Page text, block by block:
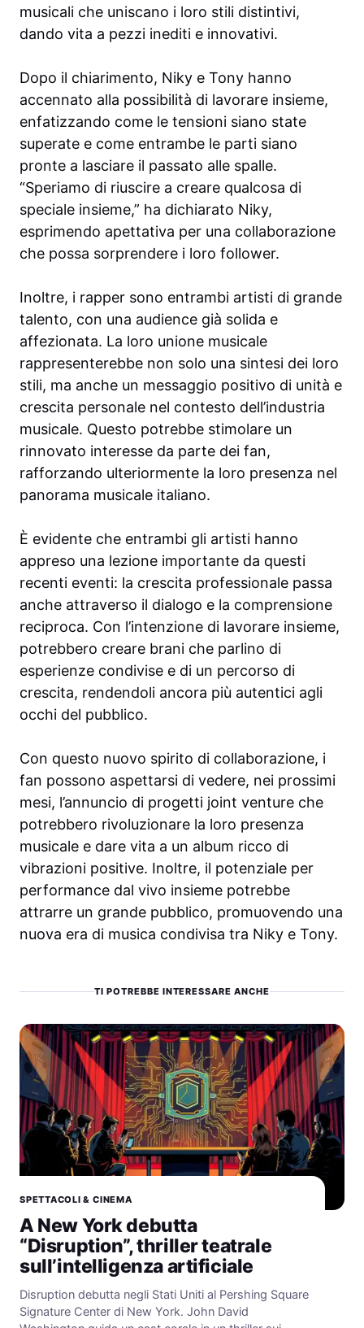
musicali che uniscano i loro stili distintivi,
dando vita a pezzi inediti e innovativi.
Dopo il chiarimento, Niky e Tony hanno
accennato alla possibilità di lavorare insieme,
enfatizzando come le tensioni siano state
superate e come entrambe le parti siano
pronte a lasciare il passato alle spalle.
“Speriamo di riuscire a creare qualcosa di
speciale insieme,” ha dichiarato Niky,
esprimendo apettativa per una collaborazione
che possa sorprendere i loro follower.
Inoltre, i rapper sono entrambi artisti di grande
talento, con una audience già solida e
affezionata. La loro unione musicale
rappresenterebbe non solo una sintesi dei loro
stili, ma anche un messaggio positivo di unità e
crescita personale nel contesto dell’industria
musicale. Questo potrebbe stimolare un
rinnovato interesse da parte dei fan,
rafforzando ulteriormente la loro presenza nel
panorama musicale italiano.
È evidente che entrambi gli artisti hanno
appreso una lezione importante da questi
recenti eventi: la crescita professionale passa
anche attraverso il dialogo e la comprensione
reciproca. Con l’intenzione di lavorare insieme,
potrebbero creare brani che parlino di
esperienze condivise e di un percorso di
crescita, rendendoli ancora più autentici agli
occhi del pubblico.
Con questo nuovo spirito di collaborazione, i
fan possono aspettarsi di vedere, nei prossimi
mesi, l’annuncio di progetti joint venture che
potrebbero rivoluzionare la loro presenza
musicale e dare vita a un album ricco di
vibrazioni positive. Inoltre, il potenziale per
performance dal vivo insieme potrebbe
attrarre un grande pubblico, promuovendo una
nuova era di musica condivisa tra Niky e Tony.
TI POTREBBE INTERESSARE ANCHE
SPETTACOLI & CINEMA
A New York debutta
“Disruption”, thriller teatrale
sull’intelligenza artificiale
Disruption debutta negli Stati Uniti al Pershing Square
Signature Center di New York. John David